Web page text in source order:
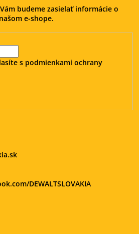
budeme zasielať informácie o
e-shope.
s podmienkami ochrany
DEWALTSLOVAKIA